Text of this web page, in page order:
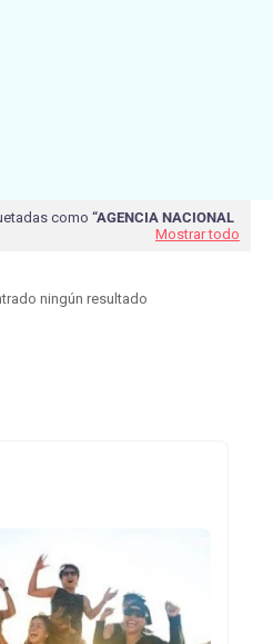
como AGENCIA NACIONAL
Mostrar todo
ningún resultado